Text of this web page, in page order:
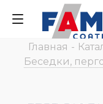
Главная -
Беседки,